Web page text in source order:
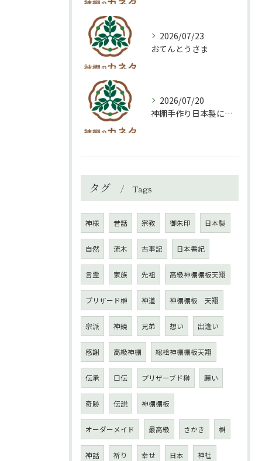
2026/07/23
おてんとうさま
2026/07/20
神棚手作り日本製について
タグ Tags
神様 昔話 宗教 御朱印 日本製
自然 流木 古事記 日本書紀
言霊 家族 先祖 高級神棚棚板天翔
プリザード榊 神道 神棚棚板 天翔
宗派 神鏡 兄弟 想い 出逢い
感謝 高級神棚 総桧神棚棚板天翔
伝承 口伝 プリザーブド榊 願い
奇跡 伝説 神棚棚板
オーダーメイド 最高級 さかき 榊
神話 祈り 幸せ 日本 神社